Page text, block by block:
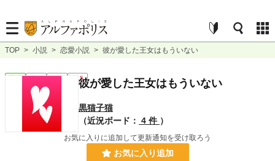
TOP > 小説 > 恋愛小説 > 彼が愛した王女はもういない
完結 短編 R15彼が愛した王女はもういない
黒猫子猫
（近況ボード： 4 件 ）
お気に入りに追加して更新通知を受け取ろう
お気に入り追加